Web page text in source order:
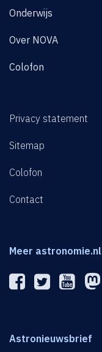
Onderwijs
Over NOVA
Colofon
Privacy statement
Sitemap
Colofon
Contact
Meer astronomie.nl
Astronieuwsbrief